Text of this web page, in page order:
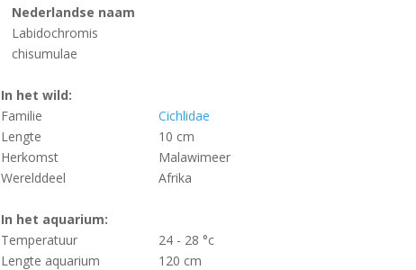
Nederlandse naam
Labidochromis
chisumulae
In het wild:
Familie
Cichlidae
Lengte
10 cm
Herkomst
Malawimeer
Werelddeel
Afrika
In het aquarium:
Temperatuur
24 - 28 °c
Lengte aquarium
120 cm